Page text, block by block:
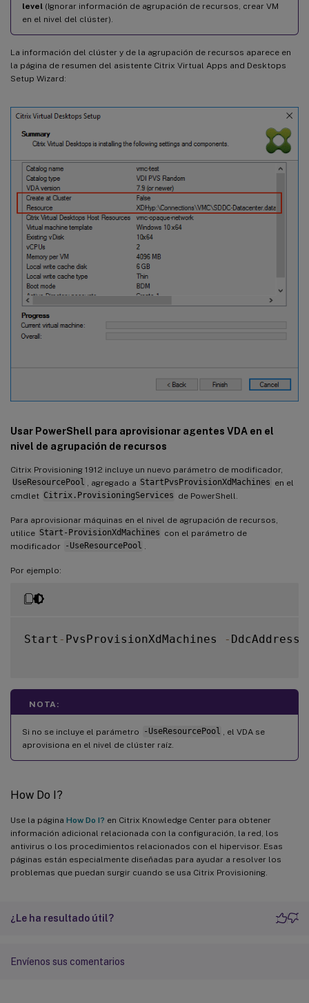
level (Ignorar información de agrupación de recursos, crear VM
en el nivel del clúster).
La información del clúster y de la agrupación de recursos aparece en
la página de resumen del asistente Citrix Virtual Apps and Desktops
Setup Wizard:
Usar PowerShell para aprovisionar agentes VDA en el
nivel de agrupación de recursos
Citrix Provisioning 1912 incluye un nuevo parámetro de modificador,
UseResourcePool
, agregado a StartPvsProvisionXdMachines en el
cmdlet Citrix.ProvisioningServices de PowerShell.
Para aprovisionar máquinas en el nivel de agrupación de recursos,
utilice Start-ProvisionXdMachines con el parámetro de
modificador -UseResourcePool
Por ejemplo:
Start - PvsProvisionXdMachines - DdcAddress
NOTA:
Si no se incluye el parámetro -UseResourcePool
, el VDA se
aprovisiona en el nivel de clúster raíz.
How Do I?
Use la página How Do I? en Citrix Knowledge Center para obtener
información adicional relacionada con la configuración, la red, los
antivirus o los procedimientos relacionados con el hipervisor. Esas
páginas están especialmente diseñadas para ayudar a resolver los
problemas que puedan surgir cuando se usa Citrix Provisioning.
¿Le ha resultado útil?
Envíenos sus comentarios